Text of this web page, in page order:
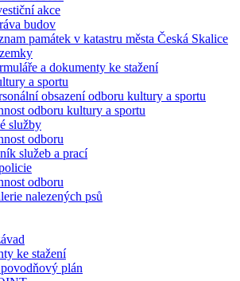
akce
budov
památek v katastru města Česká Skalice
a dokumenty ke stažení
a sportu
obsazení odboru kultury a sportu
odboru kultury a sportu
služby
odboru
služeb a prací
odboru
nalezených psů
ke stažení
plán